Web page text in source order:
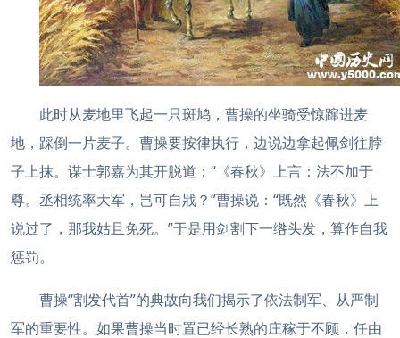
此时从麦地里飞起一只斑鸠，曹操的坐骑受惊蹿进麦
地，踩倒一片麦子。曹操要按律执行，边说边拿起佩剑往脖
子上抹。谋士郭嘉为其开脱道：“《春秋》上言：法不加于
尊。丞相统率大军，岂可自戕？”曹操说：“既然《春秋》上
说过了，那我姑且免死。”于是用剑割下一绺头发，算作自我
惩罚。
曹操“割发代首”的典故向我们揭示了依法制军、从严制
军的重要性。如果曹操当时置已经长熟的庄稼于不顾，任由